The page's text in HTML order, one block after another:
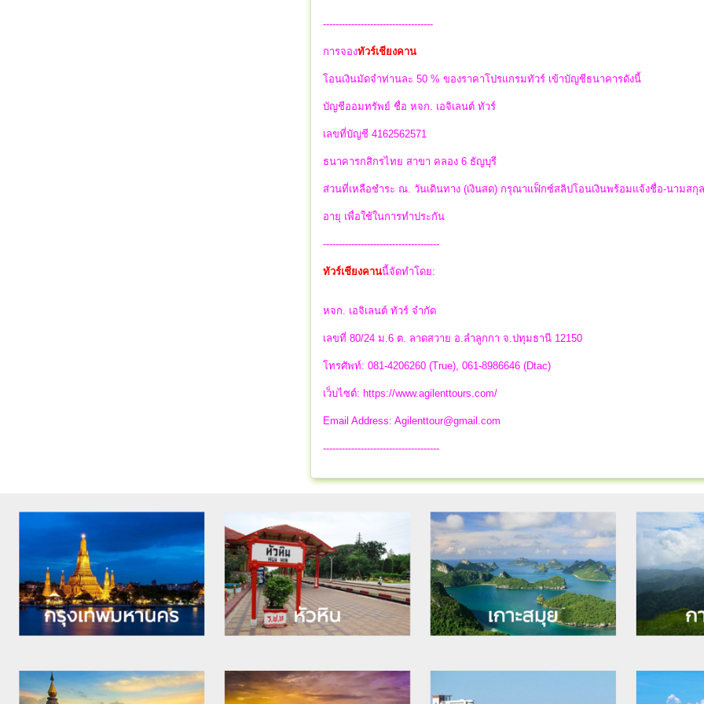
-----------------------------------
การจองทัวร์เชียงคาน
โอนเงินมัดจำท่านละ 50 % ของราคาโปรแกรมทัวร์ เข้าบัญชีธนาคารดังนี้
บัญชีออมทรัพย์ ชื่อ หจก. เอจิเลนต์ ทัวร์
เลขที่บัญชี 4162562571
ธนาคารกสิกรไทย สาขา คลอง 6 ธัญบุรี
ส่วนที่เหลือชำระ ณ. วันเดินทาง (เงินสด) กรุณาแฟ็กซ์สลิปโอนเงินพร้อมแจ้งชื่อ-นามสกุล
อายุ เพื่อใช้ในการทำประกัน
-------------------------------------
ทัวร์เชียงคานนี้จัดทำโดย:
หจก. เอจิเลนต์ ทัวร์ จำกัด
เลขที่ 80/24 ม.6 ต. ลาดสวาย อ.ลำลูกกา จ.ปทุมธานี 12150
โทรศัพท์: 081-4206260 (True), 061-8986646 (Dtac)
เว็บไซต์: https://www.agilenttours.com/
Email Address: Agilenttour@gmail.com
-------------------------------------